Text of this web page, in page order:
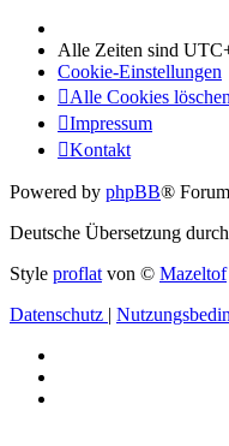
Alle Zeiten sind
Cookie-Einstellungen
Alle Cookies löschen
Impressum
Kontakt
Powered by phpBB®
Deutsche Übersetzung durch
Style proflat von © Mazeltof
Datenschutz |